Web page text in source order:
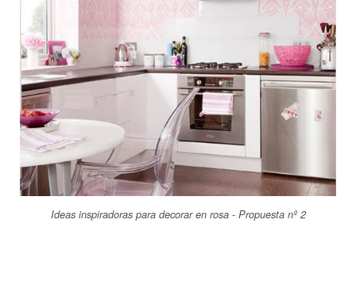
Ideas inspiradoras para decorar en rosa - Propuesta nº 2